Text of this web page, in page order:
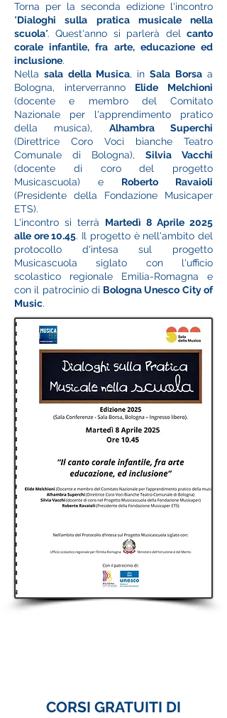
Torna per la seconda edizione l'incontro
"Dialoghi sulla pratica musicale nella
scuola". Quest'anno si parlerà del canto
corale infantile, fra arte, educazione ed
inclusione.
Nellasala della Musica, inSala Borsaa
Bologna, interverranno Elide Melchioni
(docente e membro del Comitato
Nazionale per l'apprendimento pratico
della musica), Alhambra Superchi
(Direttrice Coro Voci bianche Teatro
Comunale di Bologna), Silvia Vacchi
(docente di coro del progetto
Musicascuola) e Roberto Ravaioli
(Presidente della Fondazione Musicaper
ETS).
L'incontro si terrà Martedì 8 Aprile 2025
alle ore 10.45. Il progetto è nell'ambito del
protocollo d'intesa sul progetto
Musicascuola siglato con l'ufficio
scolastico regionale Emilia-Romagna e
con il patrocinio di Bologna Unesco City of
Music.
CORSI GRATUITI DI